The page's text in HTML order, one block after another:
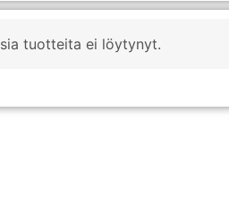
tuotteita ei löytynyt.